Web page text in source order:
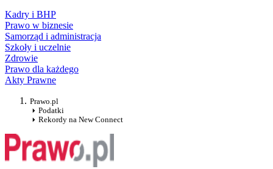
Kadry i BHP
Prawo w biznesie
Samorząd i administracja
Szkoły i uczelnie
Zdrowie
Prawo dla każdego
Akty Prawne
Prawo.pl
Podatki
Rekordy na New Connect